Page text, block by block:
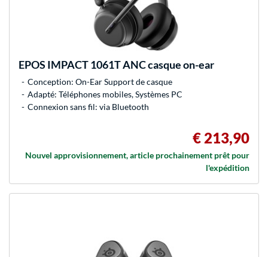
EPOS IMPACT 1061T ANC casque on-ear
Conception: On-Ear Support de casque
Adapté: Téléphones mobiles, Systèmes PC
Connexion sans fil: via Bluetooth
€ 213,90
Nouvel approvisionnement, article prochainement prêt pour
l'expédition